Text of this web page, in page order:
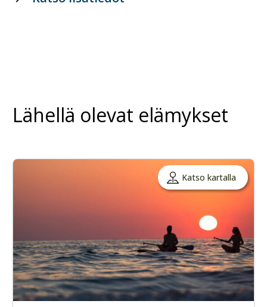
Lähellä olevat elämykset
Katso kartalla